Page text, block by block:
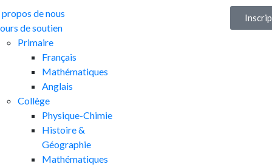
de nous
de soutien
Primaire
Français
Mathématiques
Anglais
Collège
Physique-Chimie
Histoire &
Géographie
Mathématiques